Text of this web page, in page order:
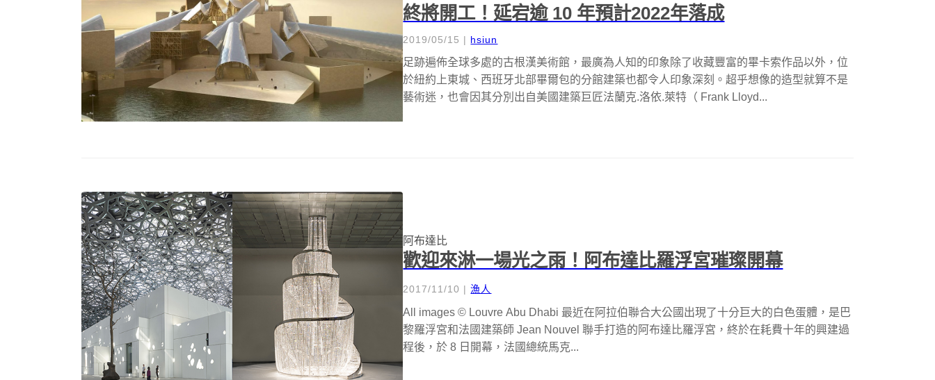
終將開工！延宕逾 10 年預計2022年落成
2019/05/15 | hsiun
足跡遍佈全球多處的古根漢美術館，最廣為人知的印象除了收藏豐富的畢卡索作品以外，位
於紐約上東城、西班牙北部畢爾包的分館建築也都令人印象深刻。超乎想像的造型就算不是
藝術迷，也會因其分別出自美國建築巨匠法蘭克.洛依.萊特（ Frank Lloyd...
阿布達比
歡迎來淋一場光之雨！阿布達比羅浮宮璀璨開幕
2017/11/10 |漁人
All images © Louvre Abu Dhabi 最近在阿拉伯聯合大公國出現了十分巨大的白色蛋體，是巴
黎羅浮宮和法國建築師 Jean Nouvel 聯手打造的阿布達比羅浮宮，終於在耗費十年的興建過
程後，於 8 日開幕，法國總統馬克...